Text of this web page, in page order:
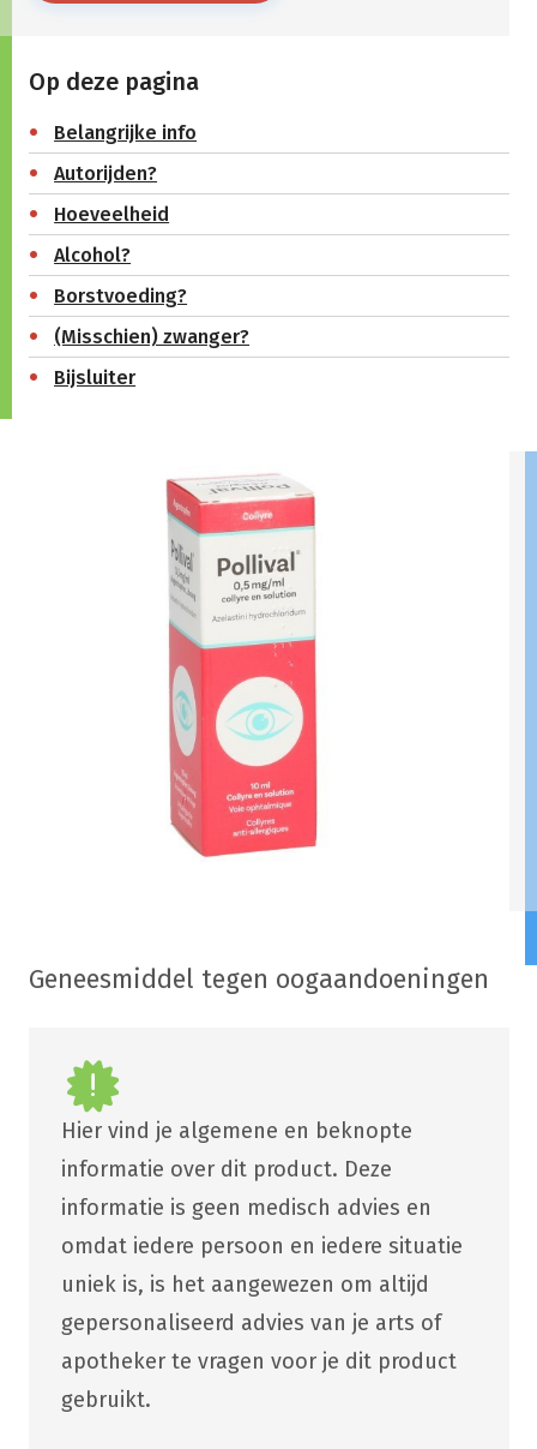
Op deze pagina
Belangrijke info
Autorijden?
Hoeveelheid
Alcohol?
Borstvoeding?
(Misschien) zwanger?
Bijsluiter
Geneesmiddel tegen oogaandoeningen
Hier vind je algemene en beknopte
informatie over dit product. Deze
informatie is geen medisch advies en
omdat iedere persoon en iedere situatie
uniek is, is het aangewezen om altijd
gepersonaliseerd advies van je arts of
apotheker te vragen voor je dit product
gebruikt.